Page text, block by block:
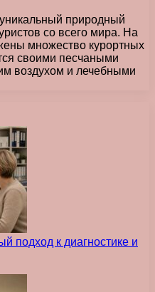
природный
со всего мира. На
множество курортных
своими песчаными
воздухом и лечебными
подход к диагностике и